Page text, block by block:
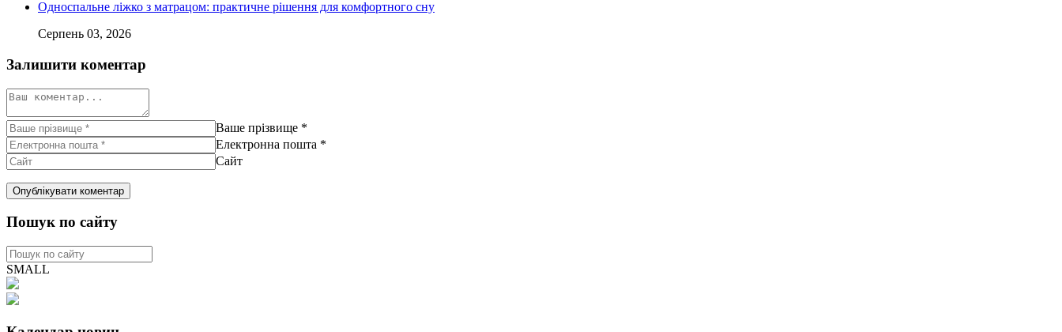
Односпальне ліжко з матрацом: практичне рішення для комфортного сну
Серпень 03, 2026
Залишити коментар
Ваше прізвище *
Електронна пошта *
Сайт
Пошук по сайту
SMALL